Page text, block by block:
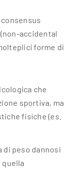
accidental
forme di
che
sportiva, ma
fisiche (es.
peso dannosi
quella